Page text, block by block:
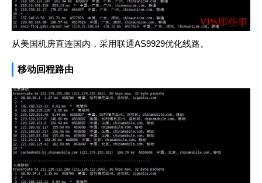
从美国机房直连国内，采用联通AS9929优化线路。
移动回程路由